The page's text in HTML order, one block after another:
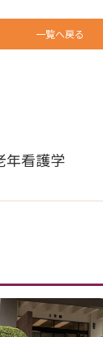
一覧へ戻る
年看護学